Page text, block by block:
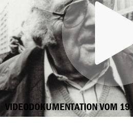
VIDEODOKUMENTATION VOM